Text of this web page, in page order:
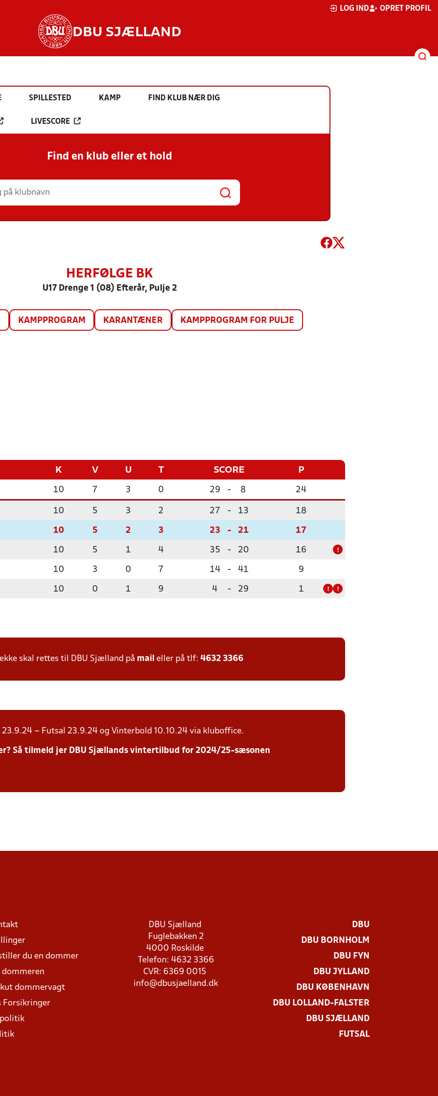
LOG IND OPRET PROFIL
DBU SJÆLLAND
SPILLESTED KAMP FIND KLUB NÆR DIG
LIVESCORE
Find en klub eller et hold
HERFØLGE BK
U17 Drenge 1 (08) Efterår, Pulje 2
KAMPPROGRAM KARANTÆNER KAMPPROGRAM FOR PULJE
K V U T SCORE P
10 7 3 0 29 - 8 24
10 5 3 2 27 - 13 18
10 5 2 3 23 - 21 17
10 5 1 4 35 - 20 16 !
10 3 0 7 14 - 41 9
10 0 1 9 4 - 29 1 ! !
skal rettes til DBU Sjælland på mail eller på tlf: 4632 3366
– Futsal 23.9.24 og Vinterbold 10.10.24 via kluboffice.
Så tilmeld jer DBU Sjællands vintertilbud for 2024/25-sæsonen
du en dommer
dommeren
dommervagt
Forsikringer
DBU Sjælland
Fuglebakken 2
4000 Roskilde
Telefon: 4632 3366
CVR: 6369 0015
info@dbusjaelland.dk
DBU
DBU BORNHOLM
DBU FYN
DBU JYLLAND
DBU KØBENHAVN
DBU LOLLAND-FALSTER
DBU SJÆLLAND
FUTSAL